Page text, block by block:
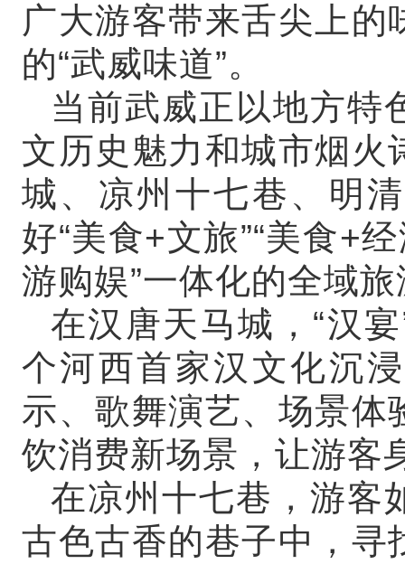
广大游客带来舌尖上
的“武威味道”。
当前武威正以地方特
文历史魅力和城市烟火
城、凉州十七巷、明
好“美食+文旅”“美食+
游购娱”一体化的全域
在汉唐天马城，“汉
个河西首家汉文化沉
示、歌舞演艺、场景体
饮消费新场景，让游客
在凉州十七巷，游客
古色古香的巷子中，寻